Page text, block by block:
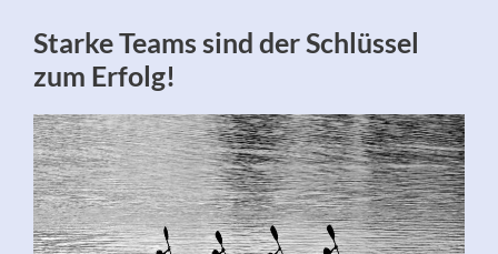
Starke Teams sind der Schlüssel
zum Erfolg!